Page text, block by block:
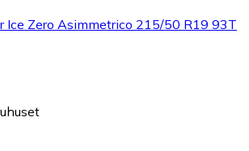
Ice Zero Asimmetrico 215/50 R19 93T